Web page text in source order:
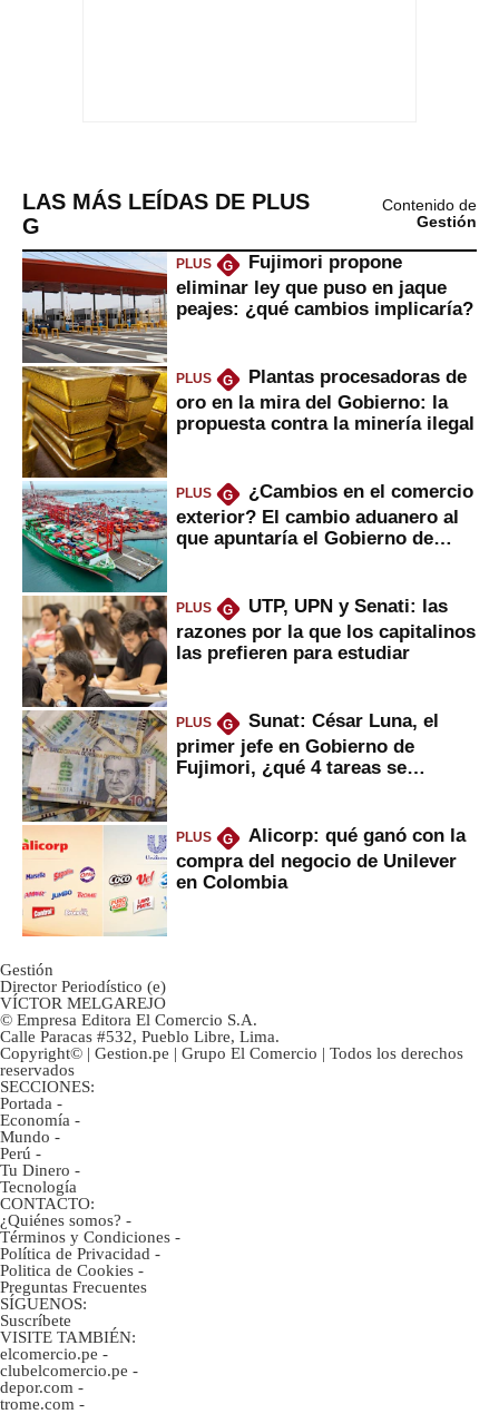
LAS MÁS LEÍDAS DE PLUS
G
Contenido de
Gestión
PLUS G
Fujimori propone
eliminar ley que puso en jaque
peajes: ¿qué cambios implicaría?
PLUS G
Plantas procesadoras de
oro en la mira del Gobierno: la
propuesta contra la minería ilegal
PLUS G
¿Cambios en el comercio
exterior? El cambio aduanero al
que apuntaría el Gobierno de
PLUS G
UTP, UPN y Senati: las
razones por la que los capitalinos
las prefieren para estudiar
PLUS G
Sunat: César Luna, el
primer jefe en Gobierno de
Fujimori, ¿qué 4 tareas se
PLUS G
Alicorp: qué ganó con la
compra del negocio de Unilever
en Colombia
Gestión
Director Periodístico (e)
VÍCTOR MELGAREJO
© Empresa Editora El Comercio S.A.
Calle Paracas #532, Pueblo Libre, Lima.
Copyright© | Gestion.pe | Grupo El Comercio | Todos los derechos
reservados
SECCIONES:
Portada -
Economía -
Mundo -
Perú -
Tu Dinero -
Tecnología
CONTACTO:
¿Quiénes somos? -
Términos y Condiciones -
Política de Privacidad -
Politica de Cookies -
Preguntas Frecuentes
SÍGUENOS:
Suscríbete
VISITE TAMBIÉN:
elcomercio.pe -
clubelcomercio.pe -
depor.com -
trome.com -